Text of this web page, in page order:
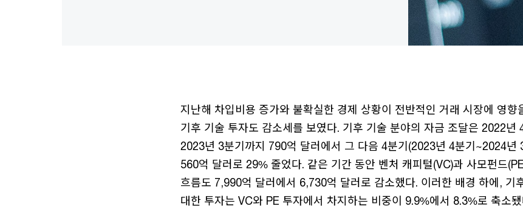
지난해 차입비용 증가와 불확실한 경제 상황이 전반적인 거래 시장에 영향
기후 기술 투자도 감소세를 보였다. 기후 기술 분야의 자금 조달은 2022년
2023년 3분기까지 790억 달러에서 그 다음 4분기(2023년 4분기~2024년
560억 달러로 29% 줄었다. 같은 기간 동안 벤처 캐피털(VC)과 사모펀드
흐름도 7,990억 달러에서 6,730억 달러로 감소했다. 이러한 배경 하에, 기
대한 투자는 VC와 PE 투자에서 차지하는 비중이 9.9%에서 8.3%로 축소